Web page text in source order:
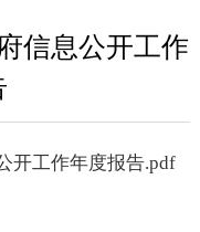
信息公开工作
开工作年度报告.pdf